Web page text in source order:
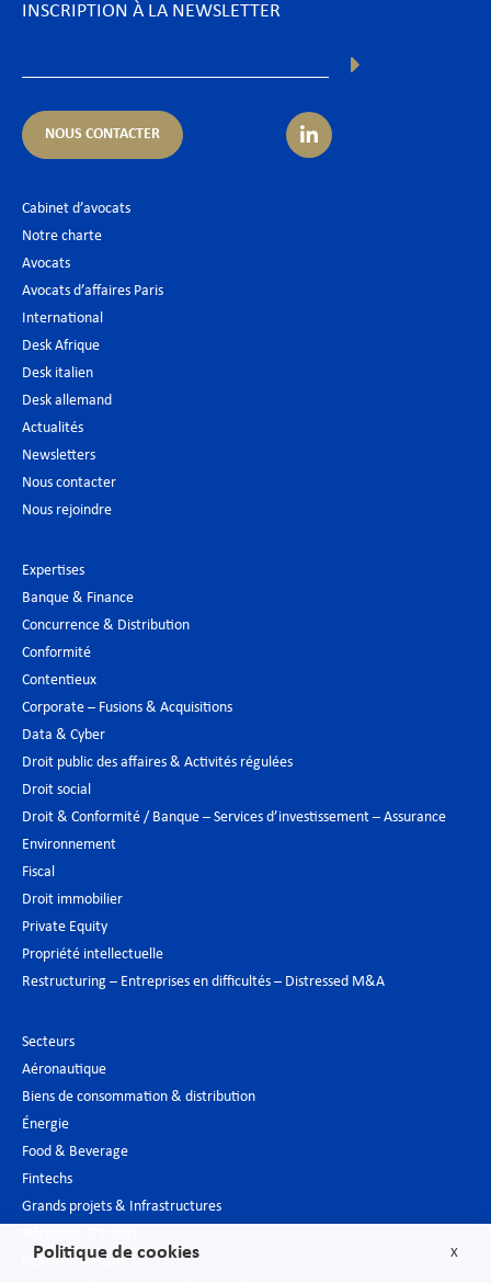
INSCRIPTION À LA NEWSLETTER
NOUS CONTACTER
Cabinet d’avocats
Notre charte
Avocats
Avocats d’affaires Paris
International
Desk Afrique
Desk italien
Desk allemand
Actualités
Newsletters
Nous contacter
Nous rejoindre
Expertises
Banque & Finance
Concurrence & Distribution
Conformité
Contentieux
Corporate – Fusions & Acquisitions
Data & Cyber
Droit public des affaires & Activités régulées
Droit social
Droit & Conformité / Banque – Services d’investissement – Assurance
Environnement
Fiscal
Droit immobilier
Private Equity
Propriété intellectuelle
Restructuring – Entreprises en difficultés – Distressed M&A
Secteurs
Aéronautique
Biens de consommation & distribution
Énergie
Food & Beverage
Fintechs
Grands projets & Infrastructures
Industrie du luxe
X
Politique de cookies